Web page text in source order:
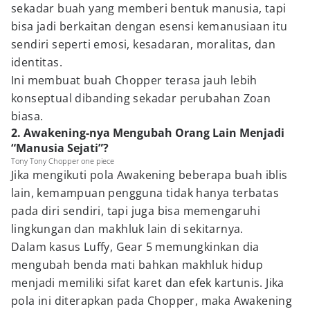
sekadar buah yang memberi bentuk manusia, tapi
bisa jadi berkaitan dengan esensi kemanusiaan itu
sendiri seperti emosi, kesadaran, moralitas, dan
identitas.
Ini membuat buah Chopper terasa jauh lebih
konseptual dibanding sekadar perubahan Zoan
biasa.
2. Awakening-nya Mengubah Orang Lain Menjadi
“Manusia Sejati”?
Tony Tony Chopper one piece
Jika mengikuti pola Awakening beberapa buah iblis
lain, kemampuan pengguna tidak hanya terbatas
pada diri sendiri, tapi juga bisa memengaruhi
lingkungan dan makhluk lain di sekitarnya.
Dalam kasus Luffy, Gear 5 memungkinkan dia
mengubah benda mati bahkan makhluk hidup
menjadi memiliki sifat karet dan efek kartunis. Jika
pola ini diterapkan pada Chopper, maka Awakening